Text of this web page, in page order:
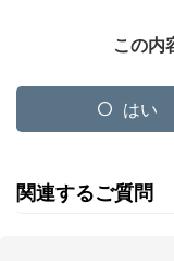
この内
はい
関連するご質問